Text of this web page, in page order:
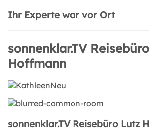
Ihr Experte war vor Ort
sonnenklar.TV
Hoffmann
sonnenklar.TV Reisebüro Lutz